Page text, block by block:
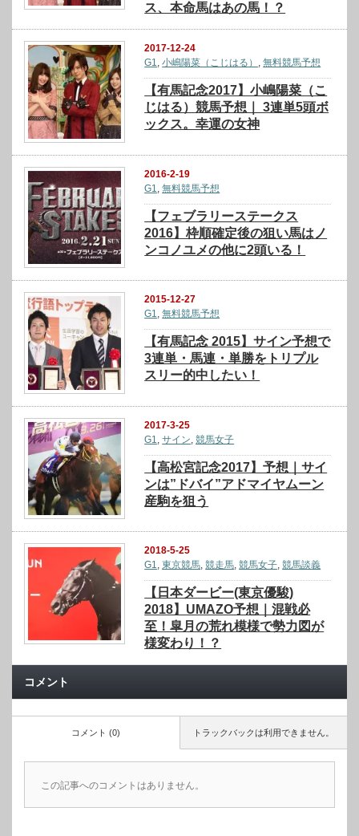
ス、本命馬はあの馬！？
2017-12-24
G1,小嶋陽菜（こじはる） ,無料競馬予想
【有馬記念2017】小嶋陽菜（こ
じはる）競馬予想｜ 3連単5頭ボ
ックス。幸運の女神
2016-2-19
G1,無料競馬予想
【フェブラリーステークス
2016】枠順確定後の狙い馬はノ
ンコノユメの他に2頭いる！
2015-12-27
G1,無料競馬予想
【有馬記念 2015】サイン予想で
3連単・馬連・単勝をトリプル
スリー的中したい！
2017-3-25
G1
,サイン ,競馬女子
【高松宮記念2017】予想｜サイ
ンは”ドバイ”アドマイヤムーン
産駒を狙う
2018-5-25
G1,東京競馬,競走馬,競馬女子,競馬談義
【日本ダービー(東京優駿)
2018】UMAZO予想｜混戦必
至！皐月の荒れ模様で勢力図が
様変わり！？
コメント
トラックバックは利用できません。
コメント (0)
この記事へのコメントはありません。